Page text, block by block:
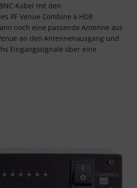
Kabel mit den
RF Venue Combine 6 HDR
noch eine passende Antenne aus
an den Antennenausgang und
Eingangssignale über eine